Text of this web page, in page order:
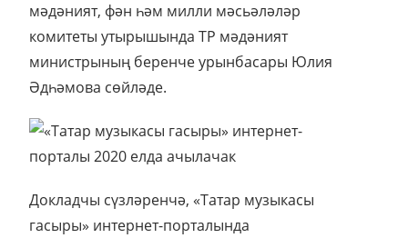
мәдәният, фән һәм милли мәсьәләләр
комитеты утырышында ТР мәдәният
министрының беренче урынбасары Юлия
Әдһәмова сөйләде.
Докладчы сүзләренчә, «Татар музыкасы
гасыры» интернет-порталында